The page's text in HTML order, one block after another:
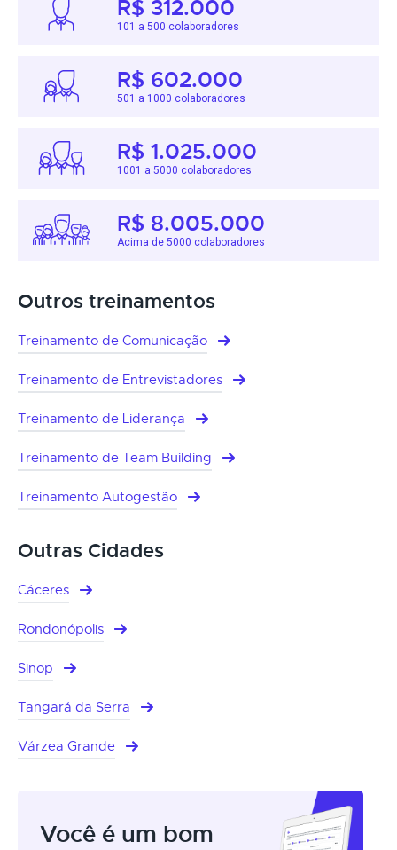
R$ 312.000
101 a 500 colaboradores
R$ 602.000
501 a 1000 colaboradores
R$ 1.025.000
1001 a 5000 colaboradores
R$ 8.005.000
Acima de 5000 colaboradores
Outros treinamentos
Treinamento de Comunicação
Treinamento de Entrevistadores
Treinamento de Liderança
Treinamento de Team Building
Treinamento Autogestão
Outras Cidades
Cáceres
Rondonópolis
Sinop
Tangará da Serra
Várzea Grande
Você é um bom